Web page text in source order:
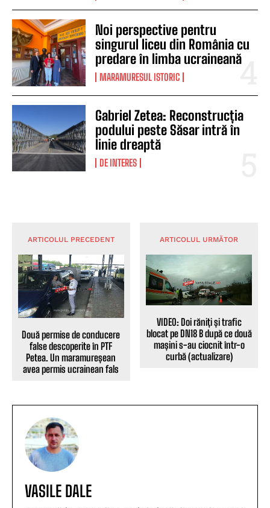
Noi perspective pentru
singurul liceu din România cu
predare în limba ucraineană
MARAMURESUL ISTORIC
Gabriel Zetea: Reconstrucția
podului peste Săsar intră în
linie dreaptă
DE INTERES
ARTICOLUL PRECEDENT
Două permise de conducere
false descoperite în PTF
Petea. Un maramureșean
avea permis ucrainean fals
ARTICOLUL URMĂTOR
VIDEO: Doi răniți și trafic
blocat pe DN18 B după ce două
mașini s-au ciocnit într-o
curbă (actualizare)
VASILE DALE